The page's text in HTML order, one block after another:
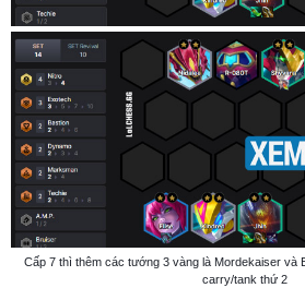
Cấp 7 thì thêm các tướng 3 vàng là Mordekaiser và
carry/tank thứ 2